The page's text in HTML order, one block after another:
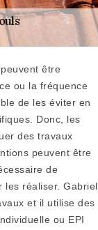
être
ou la fréquence
de les éviter en
Donc, les
des travaux
peuvent être
de
les réaliser. Gabriel
et il utilise des
ou EPI